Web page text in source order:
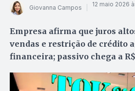
Giovanna Campos 12 maio 2026
Empresa afirma que juros
vendas e restrição de crédito
financeira; passivo chega a